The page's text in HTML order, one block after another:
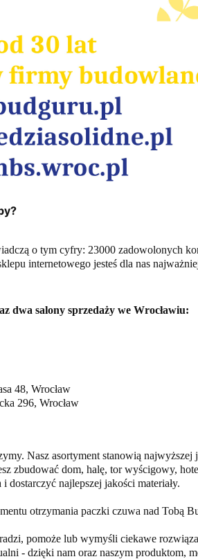
o tym cyfry: 23000 zadowolonych
internetowego jesteś dla nas
dwa salony sprzedaży we Wrocławiu:
48, Wrocław
296, Wrocław
Nasz asortyment stanowią
zbudować dom, halę, tor wyścigowy,
dostarczyć najlepszej jakości materiały.
otrzymania paczki czuwa nad Tobą
pomoże lub wymyśli ciekawe
- dzięki nam oraz naszym produktom,